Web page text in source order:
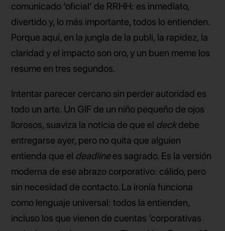
comunicado ‘oficial’ de RRHH: es inmediato,
divertido y, lo más importante, todos lo entienden.
Porque aquí, en la jungla de la publi, la rapidez, la
claridad y el impacto son oro, y un buen meme los
resume en tres segundos.
Intentar parecer cercano sin perder autoridad es
todo un arte. Un GIF de un niño pequeño de ojos
llorosos, suaviza la noticia de que el deckdebe
entregarse ayer, pero no quita que alguien
entienda que el deadlinees sagrado. Es la versión
moderna de ese abrazo corporativo: cálido, pero
sin necesidad de contacto. La ironía funciona
como lenguaje universal: todos la entienden,
incluso los que vienen de cuentas ‘corporativas